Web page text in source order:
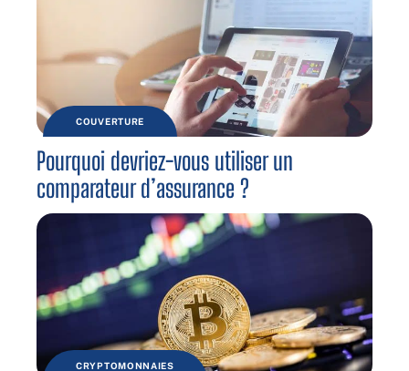
COUVERTURE
Pourquoi devriez-vous utiliser un
comparateur d’assurance ?
CRYPTOMONNAIES